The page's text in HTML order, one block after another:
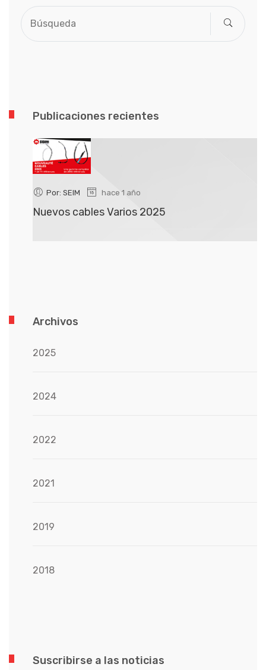
Publicaciones recientes
Por: SEIM hace 1 año
Nuevos cables Varios 2025
Archivos
2025
2024
2022
2021
2019
2018
Suscribirse a las noticias